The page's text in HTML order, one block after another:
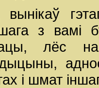
з вамі
лёс
і шмат